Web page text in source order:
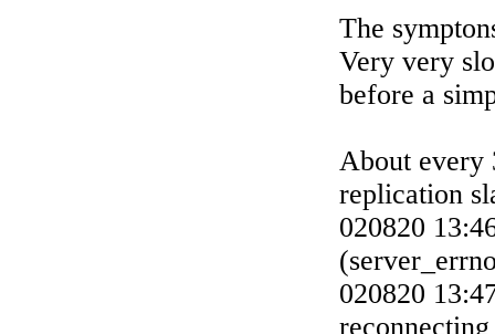
The
Very very
before a
About every
replication
020820
020820